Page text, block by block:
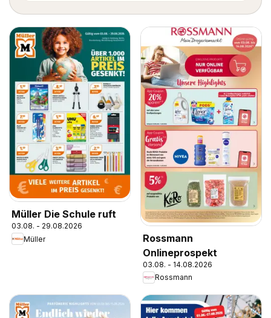
Müller Die Schule ruft
03.08. - 29.08.2026
Müller
Rossmann
Onlineprospekt
03.08. - 14.08.2026
Rossmann